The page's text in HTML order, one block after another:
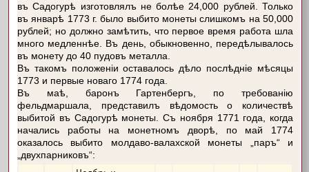
въ Садогурѣ изготовлялъ не болѣе 24,000 рублей. Только
въ январѣ 1773 г. было выбито монеты слишкомъ на 50,000
рублей; но должно замѣтить, что первое время работа шла
много медленнѣе. Въ день, обыкновенно, передѣлывалось
въ монету до 40 пудовъ металла.
Въ такомъ положеніи оставалось дѣло послѣдніе мѣсяцы
1773 и первые новаго 1774 года.
Въ маѣ, баронъ Гартенбергъ, по требованію
фельдмаршала, представилъ вѣдомость о количествѣ
выбитой въ Садогурѣ монеты. Съ ноября 1771 года, когда
начались работы на монетномъ дворѣ, по май 1774
оказалось выбито молдаво-валахской монеты „паръ“ и
„двухпарниковъ“: